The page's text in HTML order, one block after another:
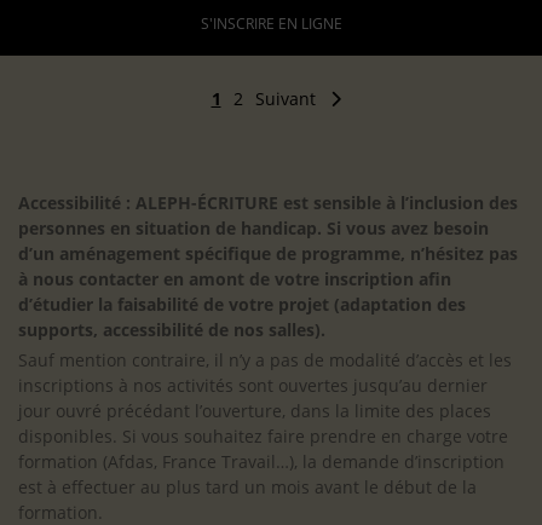
S'INSCRIRE EN LIGNE
1 2 Suivant
Accessibilité : ALEPH-ÉCRITURE est sensible à l’inclusion des
personnes en situation de handicap. Si vous avez besoin
d’un aménagement spécifique de programme, n’hésitez pas
à nous contacter en amont de votre inscription afin
d’étudier la faisabilité de votre projet (adaptation des
supports, accessibilité de nos salles).
Sauf mention contraire, il n’y a pas de modalité d’accès et les
inscriptions à nos activités sont ouvertes jusqu’au dernier
jour ouvré précédant l’ouverture, dans la limite des places
disponibles. Si vous souhaitez faire prendre en charge votre
formation (Afdas, France Travail…), la demande d’inscription
est à effectuer au plus tard un mois avant le début de la
formation.